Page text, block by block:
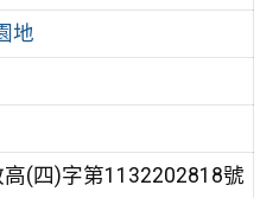
地
(四)字第1132202818號